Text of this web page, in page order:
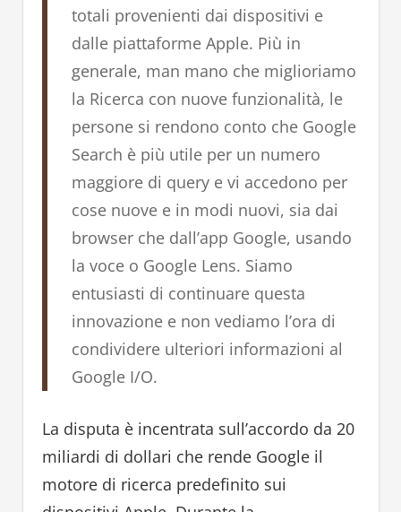
totali provenienti dai dispositivi e
dalle piattaforme Apple. Più in
generale, man mano che miglioriamo
la Ricerca con nuove funzionalità, le
persone si rendono conto che Google
Search è più utile per un numero
maggiore di query e vi accedono per
cose nuove e in modi nuovi, sia dai
browser che dall’app Google, usando
la voce o Google Lens. Siamo
entusiasti di continuare questa
innovazione e non vediamo l’ora di
condividere ulteriori informazioni al
Google I/O.
La disputa è incentrata sull’accordo da 20
miliardi di dollari che rende Google il
motore di ricerca predefinito sui